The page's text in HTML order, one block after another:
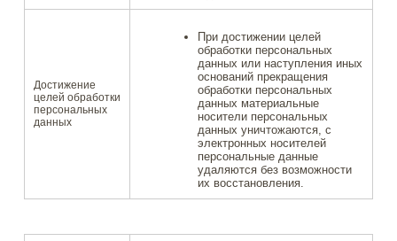
Достижение
целей обработки
персональных
данных
При достижении целей
обработки персональных
данных или наступления иных
оснований прекращения
обработки персональных
данных материальные
носители персональных
данных уничтожаются, с
электронных носителей
персональные данные
удаляются без возможности
их восстановления.